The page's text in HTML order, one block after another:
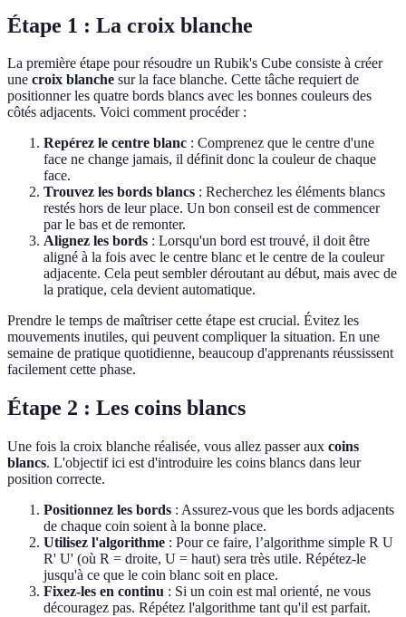
Étape 1 : La croix blanche
La première étape pour résoudre un Rubik's Cube consiste à créer
une croix blanche sur la face blanche. Cette tâche requiert de
positionner les quatre bords blancs avec les bonnes couleurs des
côtés adjacents. Voici comment procéder :
Repérez le centre blanc : Comprenez que le centre d'une
face ne change jamais, il définit donc la couleur de chaque
face.
Trouvez les bords blancs : Recherchez les éléments blancs
restés hors de leur place. Un bon conseil est de commencer
par le bas et de remonter.
Alignez les bords : Lorsqu'un bord est trouvé, il doit être
aligné à la fois avec le centre blanc et le centre de la couleur
adjacente. Cela peut sembler déroutant au début, mais avec de
la pratique, cela devient automatique.
Prendre le temps de maîtriser cette étape est crucial. Évitez les
mouvements inutiles, qui peuvent compliquer la situation. En une
semaine de pratique quotidienne, beaucoup d'apprenants réussissent
facilement cette phase.
Étape 2 : Les coins blancs
Une fois la croix blanche réalisée, vous allez passer aux coins
blancs. L'objectif ici est d'introduire les coins blancs dans leur
position correcte.
Positionnez les bords : Assurez-vous que les bords adjacents
de chaque coin soient à la bonne place.
Utilisez l'algorithme : Pour ce faire, l’algorithme simple R U
R' U' (où R = droite, U = haut) sera très utile. Répétez-le
jusqu'à ce que le coin blanc soit en place.
Fixez-les en continu : Si un coin est mal orienté, ne vous
découragez pas. Répétez l'algorithme tant qu'il est parfait.